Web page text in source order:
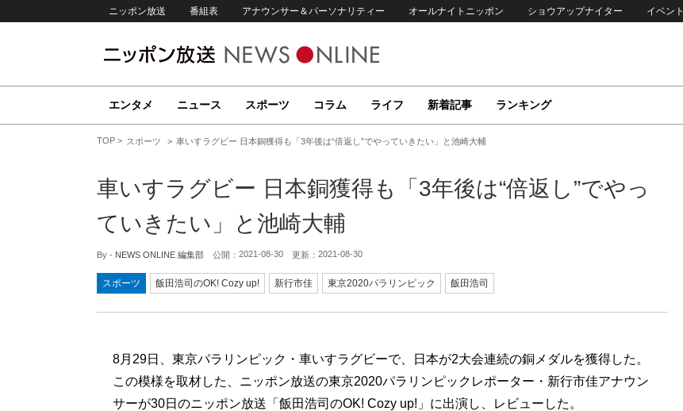
ニッポン放送 番組表 アナウンサー＆パーソナリティー オールナイトニッポン ショウアップナイター イベント
エンタメ ニュース スポーツ コラム ライフ 新着記事 ランキング
TOP スポーツ 車いすラグビー 日本銅獲得も「3年後は“倍返し”でやっていきたい」と池崎大輔
車いすラグビー 日本銅獲得も「3年後は“倍返し”でやっ
ていきたい」と池崎大輔
By - NEWS ONLINE 編集部 公開： 2021-08-30 更新： 2021-08-30
スポーツ 飯田浩司のOK! Cozy up! 新行市佳 東京2020パラリンピック 飯田浩司
8月29日、東京パラリンピック・車いすラグビーで、日本が2大会連続の銅メダルを獲得した。
この模様を取材した、ニッポン放送の東京2020パラリンピックレポーター・新行市佳アナウン
サーが30日のニッポン放送「飯田浩司のOK! Cozy up!」に出演し、レビューした。